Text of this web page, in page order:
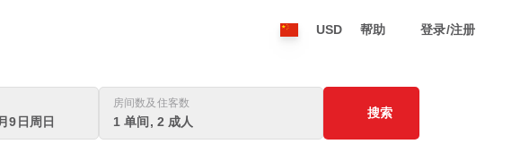
USD 帮助 登录/注册
9日周日
房间数及住客数
1 单间, 2 成人
搜索